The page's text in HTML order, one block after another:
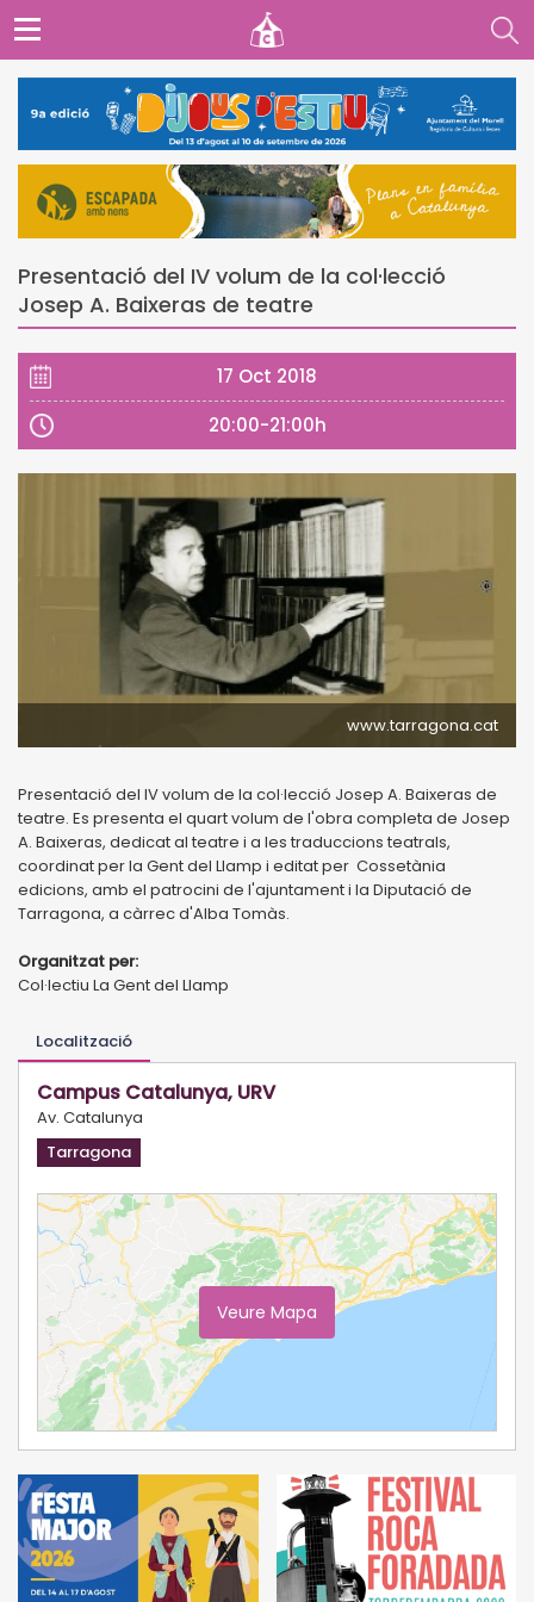
Presentació del IV volum de la col·lecció
Josep A. Baixeras de teatre
17 Oct 2018
20:00-21:00h
www.tarragona.cat
Presentació del IV volum de la col·lecció Josep A. Baixeras de
teatre. Es presenta el quart volum de l'obra completa de Josep
A. Baixeras, dedicat al teatre i a les traduccions teatrals,
coordinat per la Gent del Llamp i editat per Cossetània
edicions, amb el patrocini de l'ajuntament i la Diputació de
Tarragona, a càrrec d'Alba Tomàs.
Organitzat per:
Col·lectiu La Gent del Llamp
Localització
Campus Catalunya, URV
Av. Catalunya
Tarragona
Veure Mapa